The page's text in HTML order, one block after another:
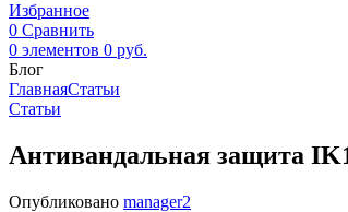
Избранное
0 Сравнить
0 элементов 0 руб.
Блог
ГлавнаяСтатьи
Статьи
Антивандальная защита
Опубликовано manager2